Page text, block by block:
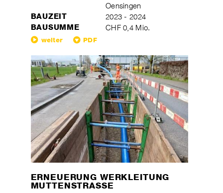
Oensingen
BAUZEIT 2023 - 2024
BAUSUMME CHF 0,4 Mio.
weiter PDF
ERNEUERUNG WERKLEITUNG
MUTTENSTRASSE